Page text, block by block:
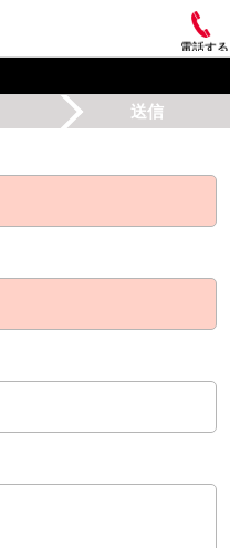
電話する
送信